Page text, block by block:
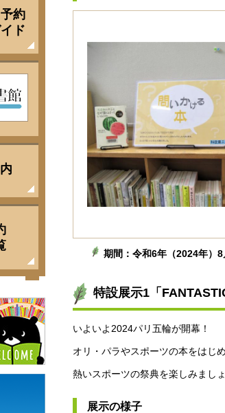
約
ド
期間：令和6年（2024年）
特設展示1「
いよいよ2024パリ五輪が開幕！
オリ・パラやスポーツの本をはじ
熱いスポーツの祭典を楽しみましょ
展示の様子